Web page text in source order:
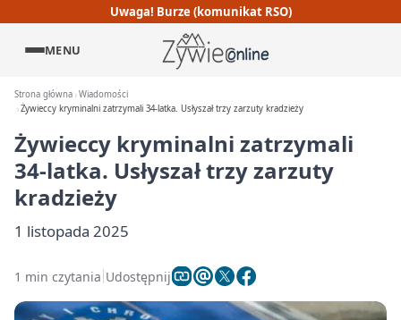
Uwaga! Burze (komunikat RSO)
MENU
Strona główna Wiadomości
Żywieccy kryminalni zatrzymali 34-latka. Usłyszał trzy zarzuty kradzieży
Żywieccy kryminalni zatrzymali
34-latka. Usłyszał trzy zarzuty
kradzieży
1 listopada 2025
1 min czytania Udostępnij